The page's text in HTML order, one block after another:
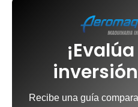
Recibe una guía